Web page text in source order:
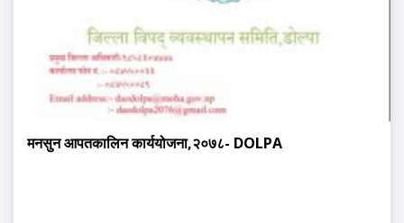
मनसुन आपतकालिन कार्ययोजना,२०७८- DOLPA